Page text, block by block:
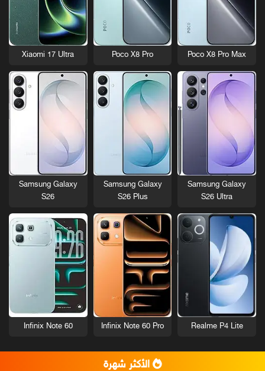
Poco X8 Pro Max
Poco X8 Pro
Xiaomi 17 Ultra
Samsung Galaxy
S26 Ultra
Samsung Galaxy
S26 Plus
Samsung Galaxy
S26
Realme P4 Lite
Infinix Note 60 Pro
Infinix Note 60
الأكثر شهرة